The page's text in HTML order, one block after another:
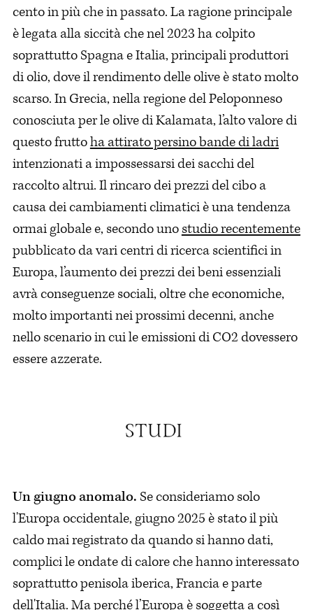
cento in più che in passato. La ragione principale
è legata alla siccità che nel 2023 ha colpito
soprattutto Spagna e Italia, principali produttori
di olio, dove il rendimento delle olive è stato molto
scarso. In Grecia, nella regione del Peloponneso
conosciuta per le olive di Kalamata, l’alto valore di
questo fruttoha attirato persino bande di ladri
intenzionati a impossessarsi dei sacchi del
raccolto altrui. Il rincaro dei prezzi del cibo a
causa dei cambiamenti climatici è una tendenza
ormai globale e, secondo unostudio recentemente
pubblicato da vari centri di ricerca scientifici in
Europa, l’aumento dei prezzi dei beni essenziali
avrà conseguenze sociali, oltre che economiche,
molto importanti nei prossimi decenni, anche
nello scenario in cui le emissioni di CO2 dovessero
essere azzerate.
Un giugno anomalo. Se consideriamo solo
l'Europa occidentale, giugno 2025 è stato il più
caldo mai registrato da quando si hanno dati,
complici le ondate di calore che hanno interessato
soprattutto penisola iberica, Francia e parte
dell'Italia. Ma perché l’Europa è soggetta a così